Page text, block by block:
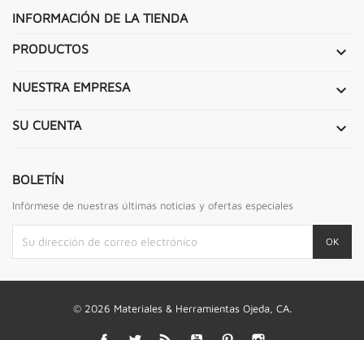
INFORMACIÓN DE LA TIENDA
PRODUCTOS 
NUESTRA EMPRESA 
SU CUENTA 
BOLETÍN
Infórmese de nuestras últimas noticias y ofertas especiales
© 2026 Materiales & Herramientas Ojeda, CA.
Facebook Twitter YouTube Pinterest